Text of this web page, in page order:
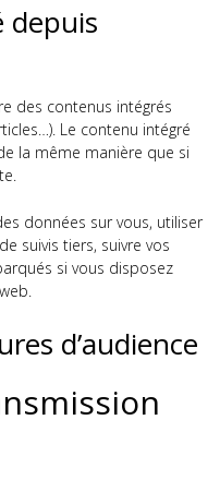
depuis
des contenus intégrés
Le contenu intégré
la même manière que si
données sur vous, utiliser
suivis tiers, suivre vos
si vous disposez
d’audience